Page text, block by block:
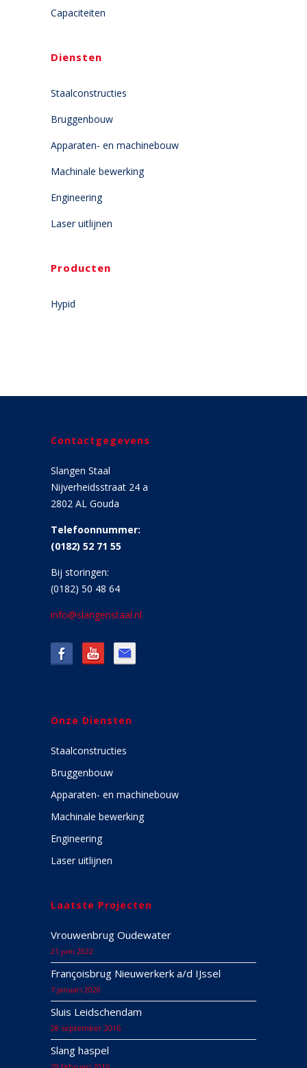
Capaciteiten
Diensten
Staalconstructies
Bruggenbouw
Apparaten- en machinebouw
Machinale bewerking
Engineering
Laser uitlijnen
Producten
Hypid
Contactgegevens
Slangen Staal
Nijverheidsstraat 24 a
2802 AL Gouda
Telefoonnummer:
(0182) 52 71 55
Bij storingen:
(0182) 50 48 64
info@slangenstaal.nl
Onze Diensten
Staalconstructies
Bruggenbouw
Apparaten- en machinebouw
Machinale bewerking
Engineering
Laser uitlijnen
Laatste Projecten
Vrouwenbrug Oudewater
21 juni 2022
Françoisbrug Nieuwerkerk a/d IJssel
7 januari 2020
Sluis Leidschendam
28 september 2016
Slang haspel